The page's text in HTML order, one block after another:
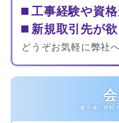
工事経験や資
新規取引先が
どうぞお気軽に弊社